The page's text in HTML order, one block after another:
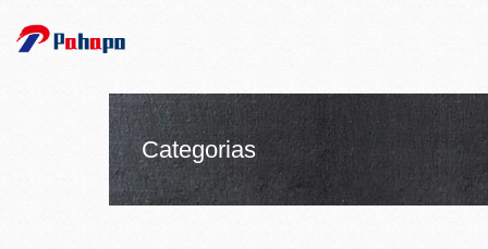
Categorias